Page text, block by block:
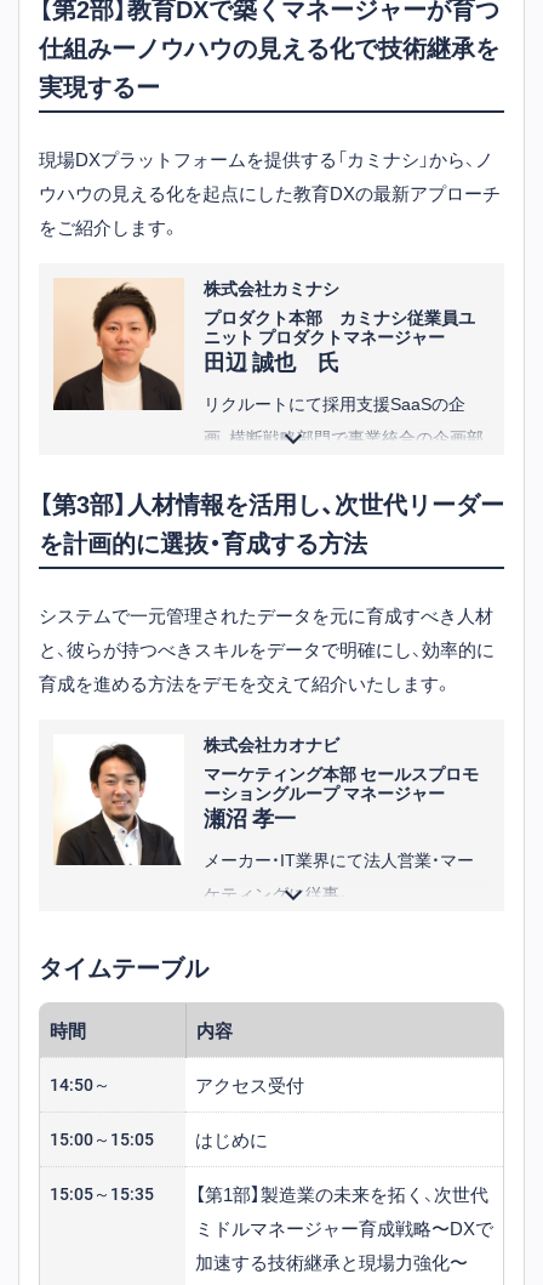
中小企業の人事・教育制度構築から運
用に至るまでトータルでサポート。特
内アカデミー)設立に実績を有し、多く
の社員の成長を促すプログラム開発
にクライアントから高い評価を受け
【第2部】教育DXで築くマネージャーが育つ
仕組みーノウハウの見える化で技術継承を
実現するー
現場DXプラットフォームを提供する「カミナシ」から、 ノ
ウハウの見える化を起点にした教育DXの最新アプローチ
をご紹介します。
株式会社カミナシ
プロダクト本部 カミナシ従業員ユ
ニット プロダクトマネージャー
田辺 誠也 氏
リクルートにて採用支援SaaSの企
画、横断戦略部門で事業統合の企画部
派遣業界向けのCRMツールの製品開
発責任者として実務・経営に携わる。
2024年に「ノンデスクワーカーの才能
を解き放つ」というカミナシのミッシ
ョンに共感し入社。『カミナシ 従業
員』の製品責任者として事業推進に邁
【第3部】人材情報を活用し、次世代リーダー
を計画的に選抜・育成する方法
システムで一元管理されたデータを元に育成すべき人材
と、彼らが持つべきスキルをデータで明確にし、効率的に
育成を進める方法をデモを交えて紹介いたします。
株式会社カオナビ
マーケティング本部 セールスプロモ
ーショングループ マネージャー
瀬沼 孝一
メーカー・IT業界にて法人営業・マー
ケティングに従事。
画立案・運営を担当。現在はセールス
ャーとして、イベントやセミナーの企
画運営部隊を率いる。
タイムテーブル
時間 内容
14:50～ アクセス受付
15:00～15:05 はじめに
15:05～15:35
【第1部】製造業の未来を拓く、次世代
ミドルマネージャー育成戦略〜DXで
加速する技術継承と現場力強化〜